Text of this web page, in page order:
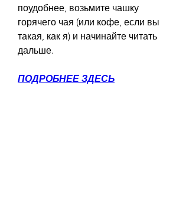
поудобнее, возьмите чашку
горячего чая (или кофе, если вы
такая, как я) и начинайте читать
дальше.
ПОДРОБНЕЕ ЗДЕСЬ